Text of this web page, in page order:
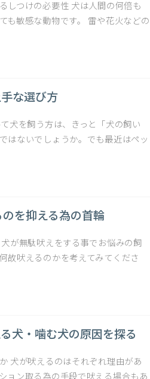
しつけの必要性 犬は人間の何倍も
も敏感な動物です。 雷や花火などの
な選び方
犬を飼う方は、きっと「犬の飼い
はないでしょうか。でも最近はペッ
を抑える為の首輪
が無駄吠えをする事でお悩みの飼
故吠えるのかを考えてみてくださ
犬・噛む犬の原因を探る
犬が吠えるのはそれぞれ理由があ